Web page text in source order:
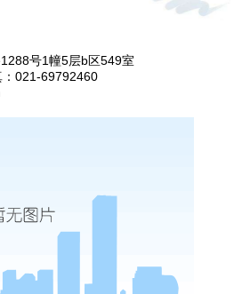
号1幢5层b区549室
021-69792460